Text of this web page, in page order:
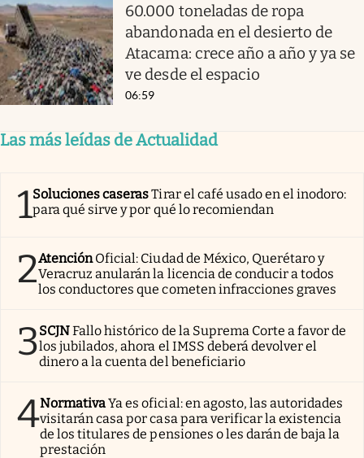
60.000 toneladas de ropa
abandonada en el desierto de
Atacama: crece año a año y ya se
ve desde el espacio
06:59
Las más leídas de Actualidad
1Soluciones caserasTirar el café usado en el inodoro:
para qué sirve y por qué lo recomiendan
2AtenciónOficial: Ciudad de México, Querétaro y
Veracruz anularán la licencia de conducir a todos
los conductores que cometen infracciones graves
3SCJNFallo histórico de la Suprema Corte a favor de
los jubilados, ahora el IMSS deberá devolver el
dinero a la cuenta del beneficiario
4NormativaYa es oficial: en agosto, las autoridades
visitarán casa por casa para verificar la existencia
de los titulares de pensiones o les darán de baja la
prestación